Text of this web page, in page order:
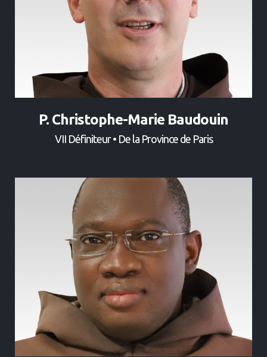
P. Christophe-Marie Baudouin
VII Définiteur • De la Province de Paris